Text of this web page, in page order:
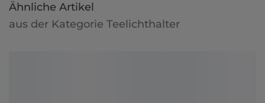
Ähnliche Artikel
aus der Kategorie Teelichthalter